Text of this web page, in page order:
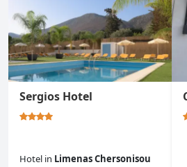
Sergios Hotel
Hotel in Limenas Chersonisou